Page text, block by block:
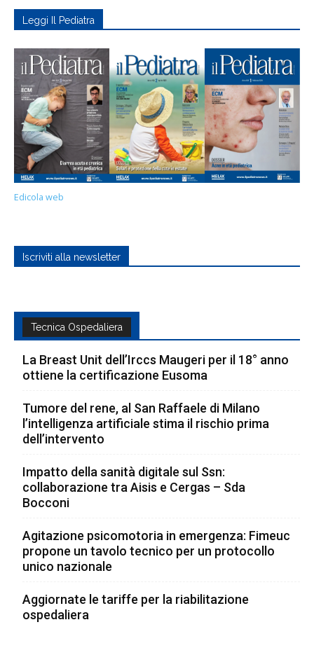
Leggi Il Pediatra
Edicola web
Iscriviti alla newsletter
Tecnica Ospedaliera
La Breast Unit dell’Irccs Maugeri per il 18° anno
ottiene la certificazione Eusoma
Tumore del rene, al San Raffaele di Milano
l’intelligenza artificiale stima il rischio prima
dell’intervento
Impatto della sanità digitale sul Ssn:
collaborazione tra Aisis e Cergas – Sda
Bocconi
Agitazione psicomotoria in emergenza: Fimeuc
propone un tavolo tecnico per un protocollo
unico nazionale
Aggiornate le tariffe per la riabilitazione
ospedaliera